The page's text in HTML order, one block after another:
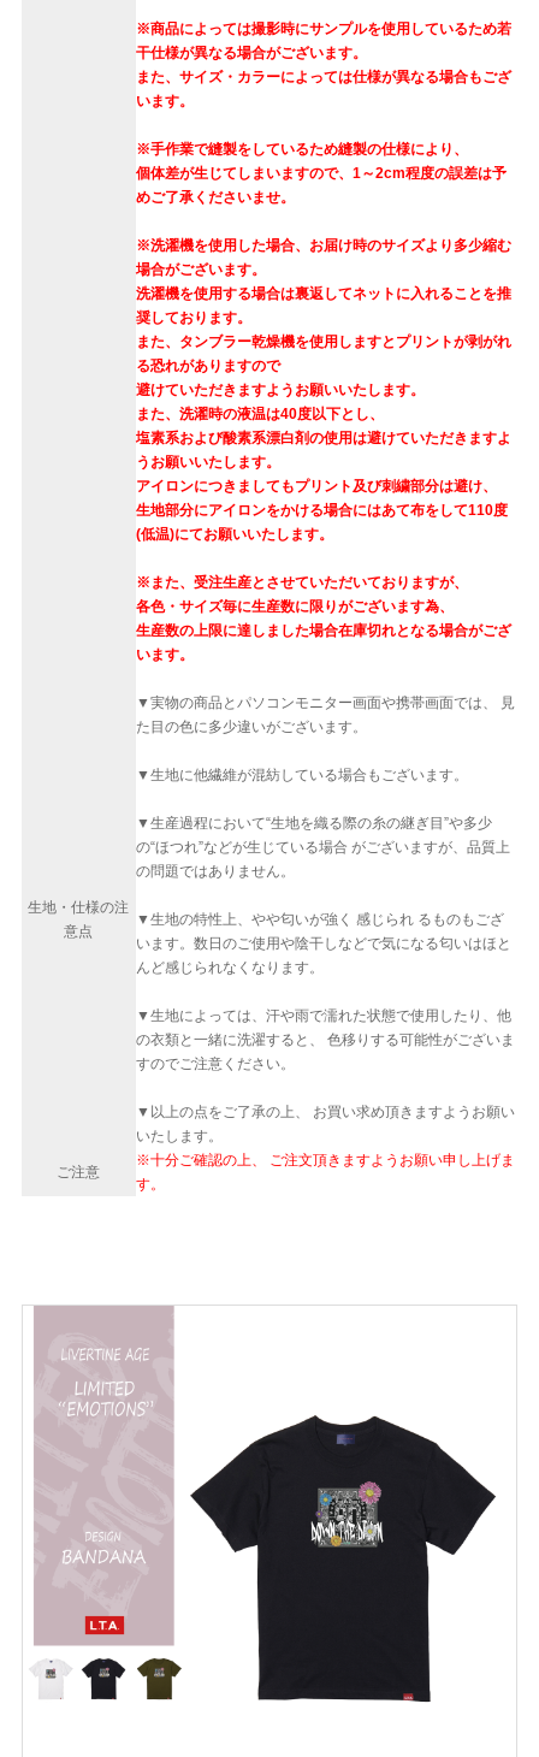
※商品によっては撮影時にサンプルを使用しているため若
干仕様が異なる場合がございます。
また、サイズ・カラーによっては仕様が異なる場合もござ
います。
※手作業で縫製をしているため縫製の仕様により、
個体差が生じてしまいますので、1～2cm程度の誤差は予
めご了承くださいませ。
※洗濯機を使用した場合、お届け時のサイズより多少縮む
場合がございます。
洗濯機を使用する場合は裏返してネットに入れることを推
奨しております。
また、タンブラー乾燥機を使用しますとプリントが剥がれ
る恐れがありますので
避けていただきますようお願いいたします。
また、洗濯時の液温は40度以下とし、
塩素系および酸素系漂白剤の使用は避けていただきますよ
うお願いいたします。
アイロンにつきましてもプリント及び刺繍部分は避け、
生地部分にアイロンをかける場合にはあて布をして110度
(低温)にてお願いいたします。
※また、受注生産とさせていただいておりますが、
各色・サイズ毎に生産数に限りがございます為、
生産数の上限に達しました場合在庫切れとなる場合がござ
います。
生地・仕様の注
意点
▼実物の商品とパソコンモニター画面や携帯画面では、 見
た目の色に多少違いがございます。
▼生地に他繊維が混紡している場合もございます。
▼生産過程において“生地を織る際の糸の継ぎ目”や多少
の“ほつれ”などが生じている場合 がございますが、品質上
の問題ではありません。
▼生地の特性上、やや匂いが強く 感じられ るものもござ
います。数日のご使用や陰干しなどで気になる匂いはほと
んど感じられなくなります。
▼生地によっては、汗や雨で濡れた状態で使用したり、他
の衣類と一緒に洗濯すると、 色移りする可能性がございま
すのでご注意ください。
▼以上の点をご了承の上、 お買い求め頂きますようお願い
いたします。
ご注意
※十分ご確認の上、 ご注文頂きますようお願い申し上げま
す。